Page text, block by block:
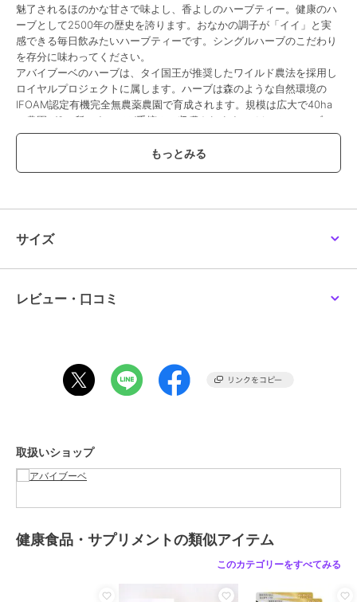
魅了されるほのかな甘さで味よし、香よしのハーブティー。健康のハ
ーブとして2500年の歴史を誇ります。おなかの調子が「イイ」と実
感できる毎日飲みたいハーブティーです。シングルハーブのこだわり
を存分に味わってください。
アバイブーベのハーブは、タイ国王が推奨したワイルド農法を採用し
ロイヤルプロジェクトに属します。ハーブは森のような自然環境の
IFOAM認定有機完全無農薬農園で育成されます。規模は広大で40ha
の農園が3ヶ所、すべてが手摘みで収穫されます。そして、ハーブテ
ィーはGMP認定の製薬工場で、ヘアケア等はGMP認定の製品工場で
製品化されます。また全ハーブ製品はFDA承認を取得し、国を代表す
る国立医療機関の威信をかけた取り組みをしています。その結果、ハ
この商品は、不良品のみ返品を承ります
ショップ
***
***
原産国
サイズ
レビュー・口コミ
取扱いショップ
健康食品・サプリメントの類似アイテム
このカテゴリーをすべてみる